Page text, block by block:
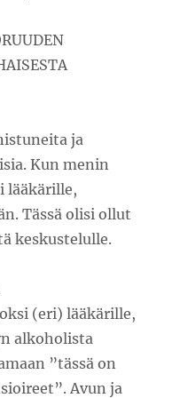
ja
Kun menin
lääkärille,
Tässä olisi ollut
keskustelulle.
(eri) lääkärille,
alkoholista
”tässä on
Avun ja